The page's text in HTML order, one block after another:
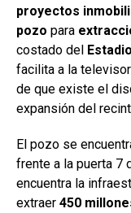
proyectos
pozo para
costado del
facilita a la
de que existe el
expansión del
El pozo se
frente a la puerta 7
encuentra la
extraer 450